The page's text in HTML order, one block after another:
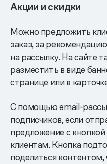
Акции и скидки
Можно предложить
заказ, за
на рассылку. На сайте
разместить в виде
странице или в
С помощью email-
подписчиков, если
предложение с
клиентам. Кнопка
поделиться